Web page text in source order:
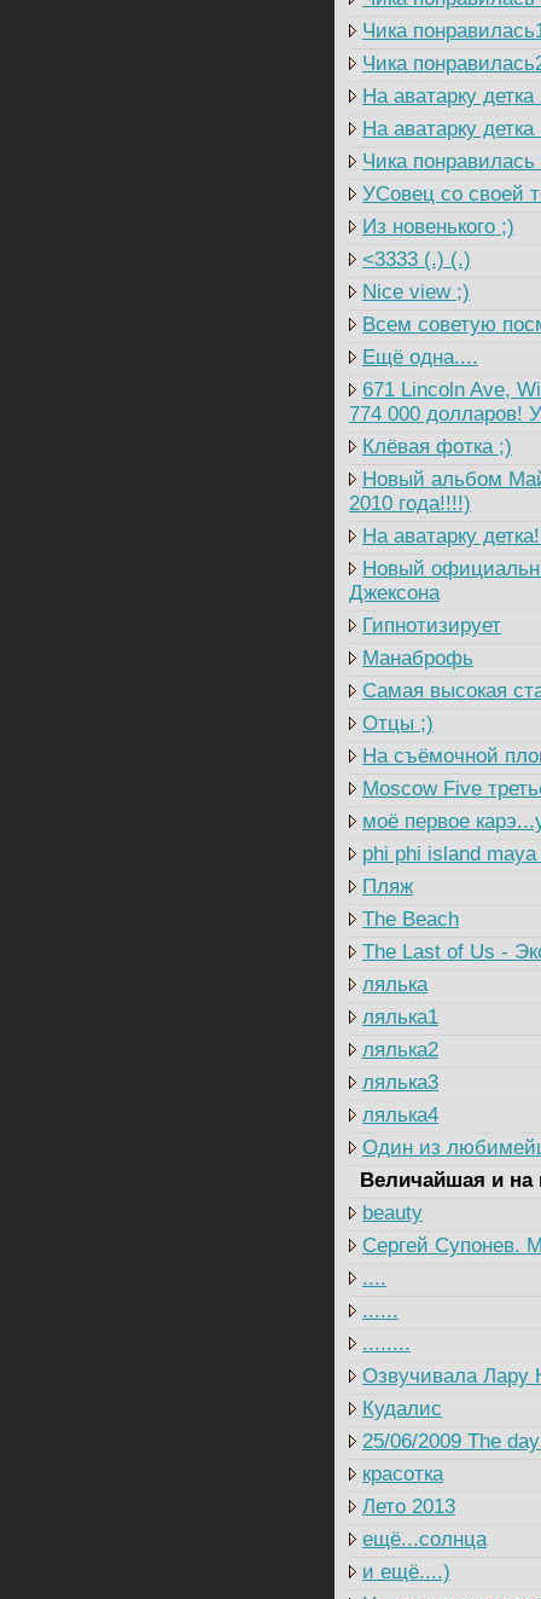
Чика
Чика
На аватарку детка
На аватарку детка
Чика понравилась
УСовец со своей
Из новенького ;)
<3333 (.) (.)
Nice view ;)
Всем советую
Ещё одна....
671 Lincoln Ave,
774 000 долларов!
Клёвая фотка ;)
Новый альбом
2010 года!!!!)
На аватарку
Новый
Джексона
Гипнотизирует
Манаброфь
Самая высокая
Отцы ;)
На съёмочной
Moscow Five
моё первое
phi phi island maya
Пляж
The Beach
The Last of Us -
лялька
лялька1
лялька2
лялька3
лялька4
Один из
Величайшая и на
beauty
Сергей Супонев.
....
......
........
Озвучивала Лару
Кудалис
25/06/2009 The
красотка
Лето 2013
ещё...солнца
и ещё....)